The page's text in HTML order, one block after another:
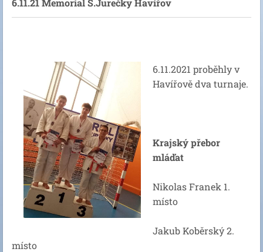
6.11.2021 proběhly v
Havířově dva turnaje.
Krajský přebor
mláďat
Nikolas Franek 1.
místo
Jakub Koběrský 2.
místo